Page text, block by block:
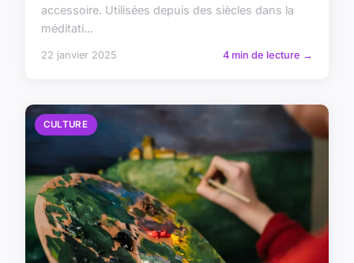
accessoire. Utilisées depuis des siècles dans la
méditati...
22 janvier 2025 4 min de lecture →
CULTURE